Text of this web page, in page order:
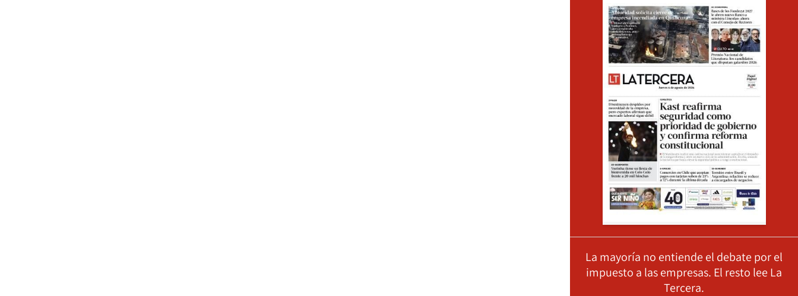
La mayoría no entiende el debate por el
impuesto a las empresas. El resto lee La
Tercera.